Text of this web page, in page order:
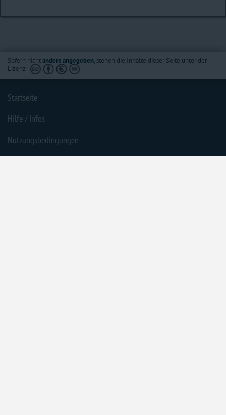
Sofern nichtanders angegeben, stehen die Inhalte dieser Seite unter der
Lizenz
Startseite
Hilfe / Infos
Nutzungsbedingungen